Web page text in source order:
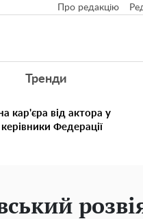
Про редакцію
Тренди
кар'єра від актора у
Федерації